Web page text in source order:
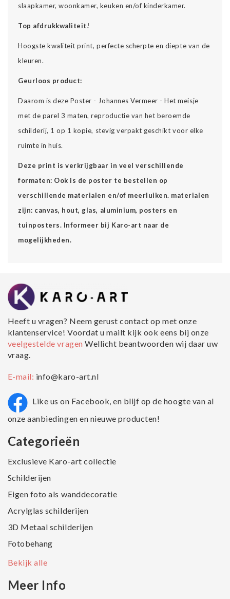
slaapkamer, woonkamer, keuken en/of kinderkamer.
Top afdrukkwaliteit!
Hoogste kwaliteit print, perfecte scherpte en diepte van de
kleuren.
Geurloos product:
Daarom is deze Poster - Johannes Vermeer - Het meisje
met de parel 3 maten, reproductie van het beroemde
schilderij, 1 op 1 kopie, stevig verpakt geschikt voor elke
ruimte in huis.
Deze print is verkrijgbaar in veel verschillende
formaten: Ook is de poster te bestellen op
verschillende materialen en/of meerluiken. materialen
zijn: canvas, hout, glas, aluminium, posters en
tuinposters. Informeer bij Karo-art naar de
mogelijkheden.
Heeft u vragen? Neem gerust contact op met onze
klantenservice! Voordat u mailt kijk ook eens bij onze
veelgestelde vragenWellicht beantwoorden wij daar uw
vraag.
E-mail: info@karo-art.nl
Like us on Facebook, en blijf op de hoogte van al
onze aanbiedingen en nieuwe producten!
Categorieën
Exclusieve Karo-art collectie
Schilderijen
Eigen foto als wanddecoratie
Acrylglas schilderijen
3D Metaal schilderijen
Fotobehang
Bekijk alle
Meer Info